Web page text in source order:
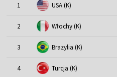
1 USA (K)
2 Włochy (K)
3 Brazylia (K)
4 Turcja (K)